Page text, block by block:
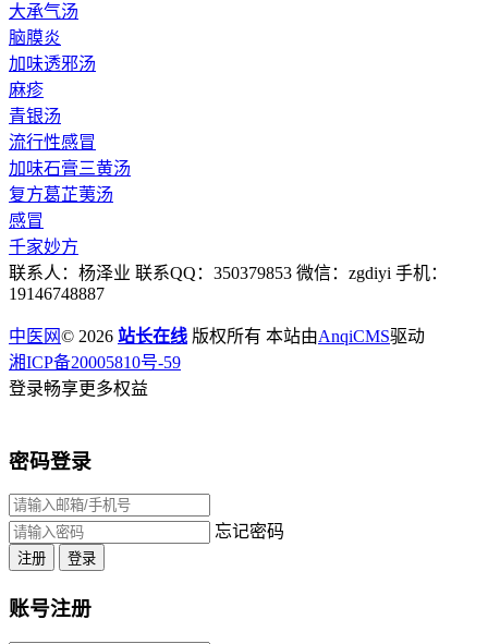
大承气汤
脑膜炎
加味透邪汤
麻疹
青银汤
流行性感冒
加味石膏三黄汤
复方葛芷荑汤
感冒
千家妙方
联系人：杨泽业 联系QQ：350379853 微信：zgdiyi 手机：
19146748887
中医网© 2026 站长在线 版权所有 本站由AnqiCMS驱动
湘ICP备20005810号-59
登录畅享更多权益
密码登录
忘记密码
注册 登录
账号注册